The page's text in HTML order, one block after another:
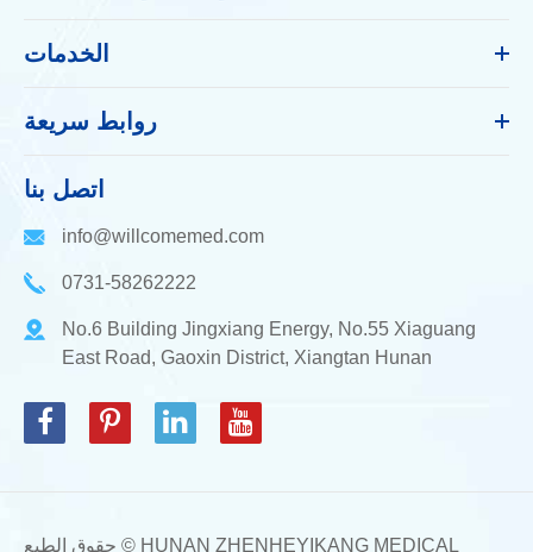
الخدمات
روابط سريعة
اتصل بنا
info@willcomemed.com
0731-58262222
No.6 Building Jingxiang Energy, No.55 Xiaguang
East Road, Gaoxin District, Xiangtan Hunan
حقوق الطبع © HUNAN ZHENHEYIKANG MEDICAL